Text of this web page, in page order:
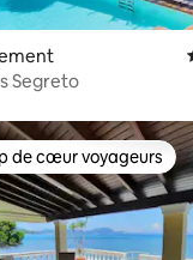
la base de 35
Segreto
de cœur voyageurs les
de cœur voyageurs